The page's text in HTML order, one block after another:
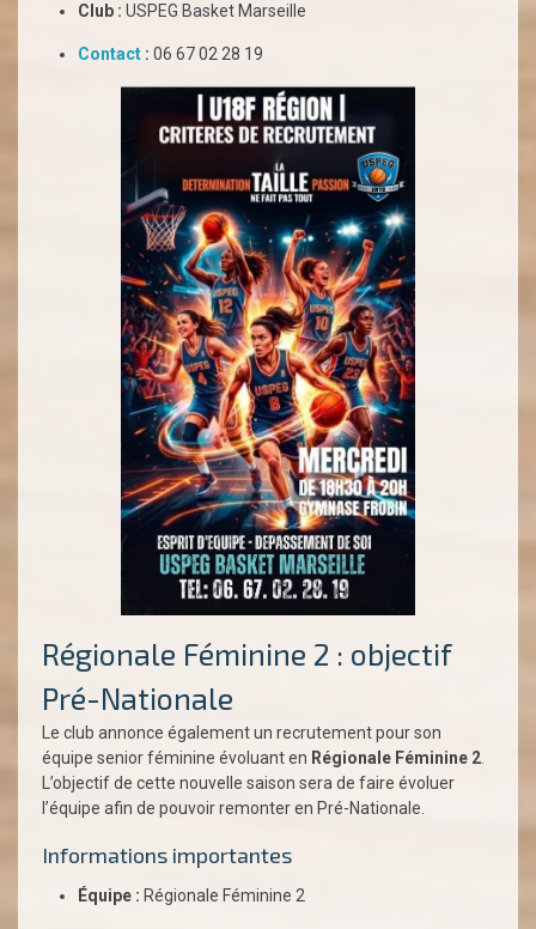
Club : USPEG Basket Marseille
Contact : 06 67 02 28 19
Régionale Féminine 2 : objectif
Pré-Nationale
Le club annonce également un recrutement pour son
équipe senior féminine évoluant en Régionale Féminine 2.
L’objectif de cette nouvelle saison sera de faire évoluer
l’équipe afin de pouvoir remonter en Pré-Nationale.
Informations importantes
Équipe : Régionale Féminine 2